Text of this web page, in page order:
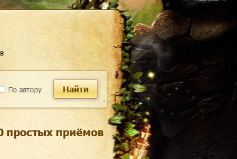
По автору Найти
простых приёмов